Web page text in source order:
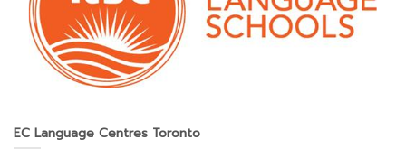
EC Language Centres Toronto